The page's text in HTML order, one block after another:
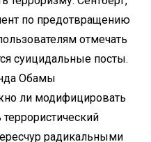
по предотвращению
отмечать
суицидальные посты.
Обамы
ли модифицировать
радикальными